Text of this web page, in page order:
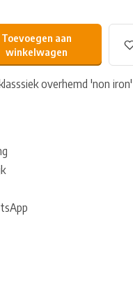
Toevoegen aan
winkelwagen
overhemd 'non iron'